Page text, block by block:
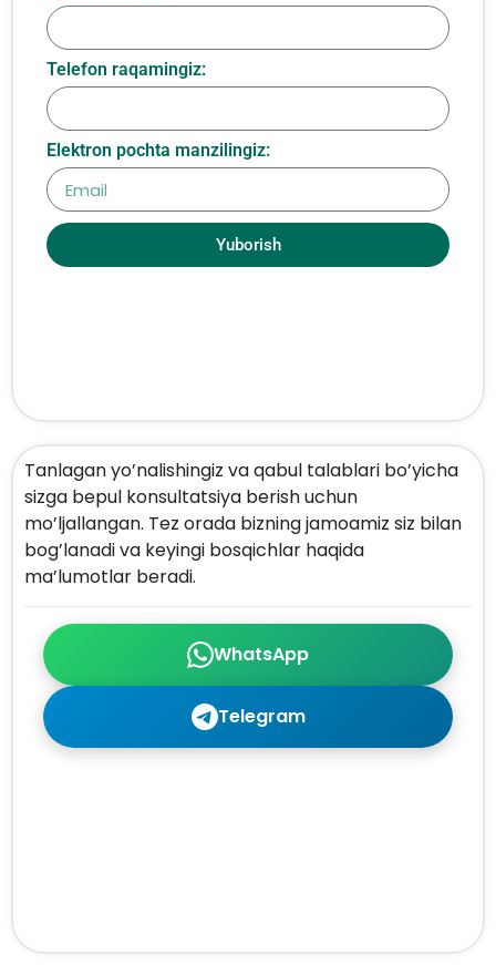
WhatsApp
Telegram
Tanlagan yo’nalishingiz va qabul talablari bo’yicha
sizga bepul konsultatsiya berish uchun
mo’ljallangan. Tez orada bizning jamoamiz siz bilan
bog’lanadi va keyingi bosqichlar haqida
ma’lumotlar beradi.
Telefon raqamingiz:
Elektron pochta manzilingiz:
Yuborish